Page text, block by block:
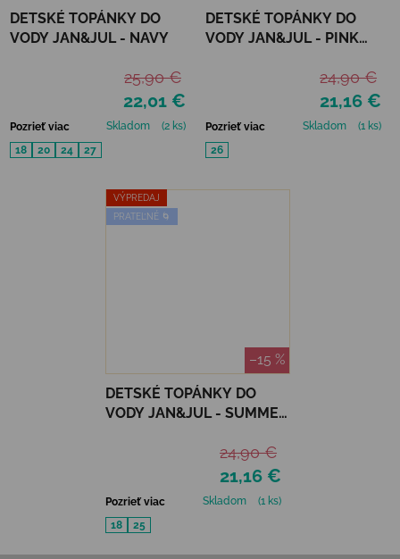
DETSKÉ TOPÁNKY DO
VODY JAN&JUL - NAVY
22,01 €
25,90 €
Pozrieť viac Skladom
(2 ks)
18
20 24 27
DETSKÉ TOPÁNKY DO
VODY JAN&JUL - PINK
21,16 €
24,90 €
Pozrieť viac Skladom
(1 ks)
26
VÝPREDAJ
PRATEĽNÉ 🌀
–15 %
DETSKÉ TOPÁNKY DO
VODY JAN&JUL - SUMMER
21,16 €
24,90 €
Pozrieť viac Skladom
(1 ks)
18
25